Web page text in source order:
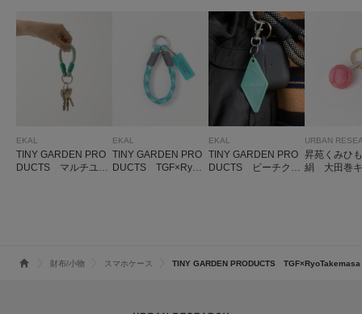
EKAL
TINY GARDEN PRO
DUCTS マルチユー
EKAL
TINY GARDEN PRO
DUCTS TGF×RyoT
EKAL
TINY GARDEN PRO
DUCTS ビーチクリ
URBAN
昇苑くみひ
絹 大田巻
財布/小物 スマホケース TINY GARDEN PRODUCTS TGF×RyoTakemasa